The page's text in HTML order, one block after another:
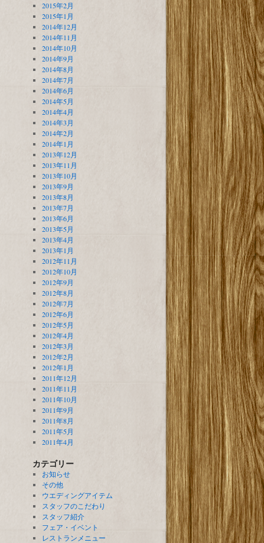
2015年2月
2015年1月
2014年12月
2014年11月
2014年10月
2014年9月
2014年8月
2014年7月
2014年6月
2014年5月
2014年4月
2014年3月
2014年2月
2014年1月
2013年12月
2013年11月
2013年10月
2013年9月
2013年8月
2013年7月
2013年6月
2013年5月
2013年4月
2013年1月
2012年11月
2012年10月
2012年9月
2012年8月
2012年7月
2012年6月
2012年5月
2012年4月
2012年3月
2012年2月
2012年1月
2011年12月
2011年11月
2011年10月
2011年9月
2011年8月
2011年5月
2011年4月
カテゴリー
お知らせ
その他
ウエディングアイテム
スタッフのこだわり
スタッフ紹介
フェア・イベント
レストランメニュー